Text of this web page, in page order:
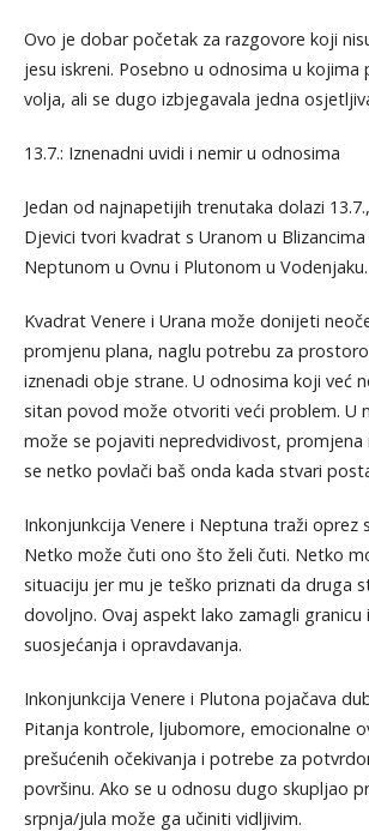
Ovo je dobar početak za razgovore koji
jesu iskreni. Posebno u odnosima u
volja, ali se dugo izbjegavala jedna
13.7.: Iznenadni uvidi i nemir u odnosima
Jedan od najnapetijih trenutaka dolazi
Djevici tvori kvadrat s Uranom u
Neptunom u Ovnu i Plutonom u Vodenjaku.
Kvadrat Venere i Urana može donijeti
promjenu plana, naglu potrebu za
iznenadi obje strane. U odnosima koji već
sitan povod može otvoriti veći problem. U
može se pojaviti nepredvidivost, promjena
se netko povlači baš onda kada stvari
Inkonjunkcija Venere i Neptuna traži oprez
Netko može čuti ono što želi čuti. Netko
situaciju jer mu je teško priznati da druga
dovoljno. Ovaj aspekt lako zamagli granicu
suosjećanja i opravdavanja.
Inkonjunkcija Venere i Plutona pojačava
Pitanja kontrole, ljubomore, emocionalne
prešućenih očekivanja i potrebe za
površinu. Ako se u odnosu dugo skupljao
srpnja/jula može ga učiniti vidljivim.